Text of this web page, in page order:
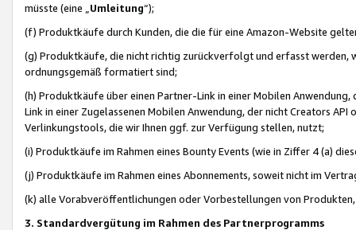
müsste (eine „ Umleitung“);
(f) Produktkäufe durch Kunden, die die für eine Amazon-Website
(g) Produktkäufe, die nicht richtig zurückverfolgt und erfasst werden,
ordnungsgemäß formatiert sind;
(h) Produktkäufe über einen Partner-Link in einer Mobilen
Link in einer Zugelassenen Mobilen Anwendung, der nicht Creators
Verlinkungstools, die wir Ihnen ggf. zur Verfügung stellen, nutzt;
(i) Produktkäufe im Rahmen eines Bounty Events (wie in Ziffer 4 (a)
(j) Produktkäufe im Rahmen eines Abonnements, soweit nicht im
(k) alle Vorabveröffentlichungen oder Vorbestellungen von
3. Standardvergütung im Rahmen des Partnerprogramms